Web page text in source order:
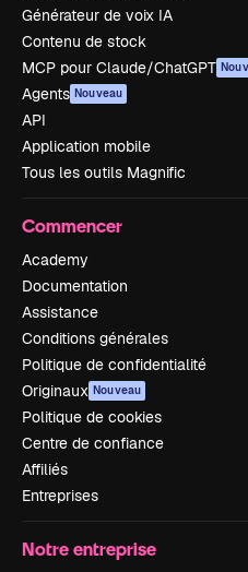
Générateur de voix IA
Contenu de stock
MCP pour Claude/ChatGPT
Agents Nouveau
API
Application mobile
Tous les outils Magnific
Commencer
Academy
Documentation
Assistance
Conditions générales
Politique de confidentialité
Originaux Nouveau
Politique de cookies
Centre de confiance
Affiliés
Entreprises
Notre entreprise